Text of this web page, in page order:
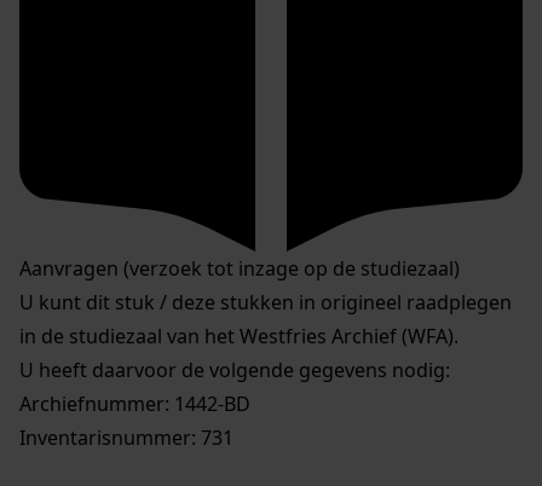
Aanvragen (verzoek tot inzage op de studiezaal)
U kunt dit stuk / deze stukken in origineel raadplegen
in de studiezaal van het Westfries Archief (WFA).
U heeft daarvoor de volgende gegevens nodig:
Archiefnummer: 1442-BD
Inventarisnummer: 731